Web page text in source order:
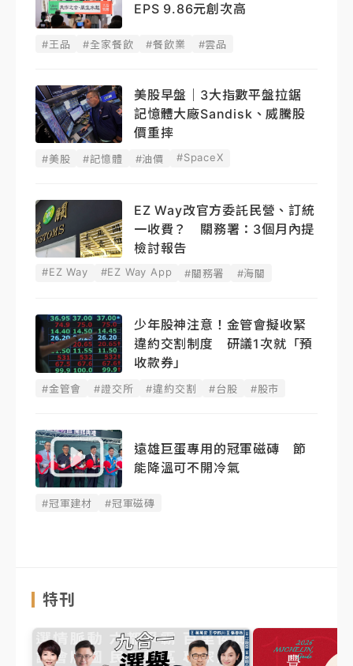
EPS 9.86元創次高
#王品 #全家餐飲 #餐飲業 #雲品
美股早盤｜3大指數平盤拉鋸
記憶體大廠Sandisk、威騰股
價重摔
#美股 #記憶體 #油價 #SpaceX
EZ Way改官方委託民營、訂統
一收費？ 關務署：3個月內提
檢討報告
#EZ Way #EZ Way App #關務署 #海關
少年股神注意！金管會擬收緊
違約交割制度 研議1次就「預
收款券」
#金管會 #證交所 #違約交割 #台股 #股市
遠雄巨蛋專用的冠軍磁磚 節
能降溫可不開冷氣
#冠軍建材 #冠軍磁磚
特刊